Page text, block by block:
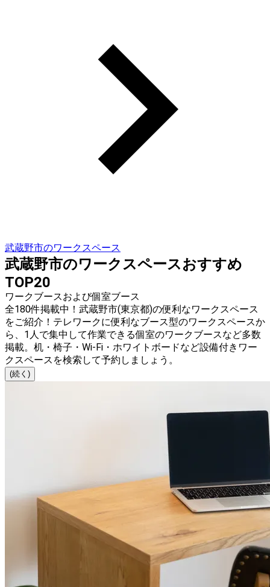
武蔵野市のワークスペース
武蔵野市のワークスペースおすすめ
TOP20
ワークブースおよび個室ブース
全180件掲載中！武蔵野市(東京都)の便利なワークスペース
をご紹介！テレワークに便利なブース型のワークスペースか
ら、1人で集中して作業できる個室のワークブースなど多数
掲載。机・椅子・Wi-Fi・ホワイトボードなど設備付きワー
クスペースを検索して予約しましょう。
(続く)